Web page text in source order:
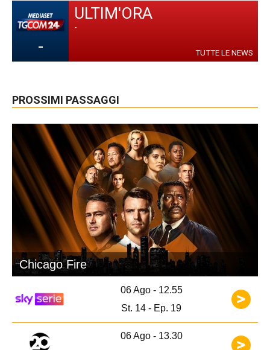
-
ULTIM'ORA
-
TUTTE LE NEWS
PROSSIMI PASSAGGI
Chicago Fire
06 Ago - 12.55
St. 14 - Ep. 19
06 Ago - 13.30